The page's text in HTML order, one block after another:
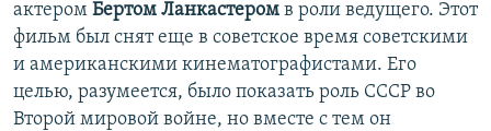
актером Бертом Ланкастером в роли ведущего. Этот
фильм был снят еще в советское время советскими
и американскими кинематографистами. Его
целью, разумеется, было показать роль СССР во
Второй мировой войне, но вместе с тем он